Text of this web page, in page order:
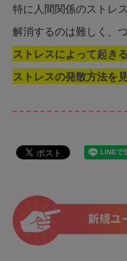
特に人間関係のストレ
解消するのは難しく、
ストレスによって起き
ストレスの発散方法を